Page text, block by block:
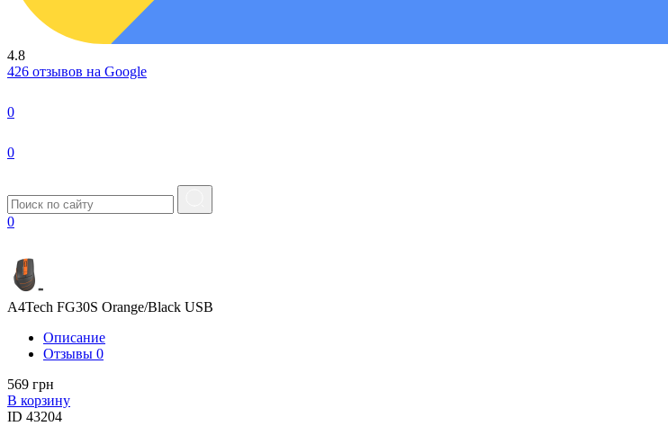
4.8
426 отзывов на Google
0
0
0
A4Tech FG30S Orange/Black USB
Описание
Отзывы 0
569 грн
В корзину
ID 43204